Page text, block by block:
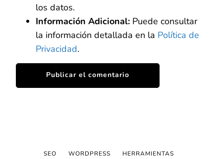
los datos.
Información Adicional: Puede consultar
la información detallada en la Política de
Privacidad.
SEO WORDPRESS HERRAMIENTAS